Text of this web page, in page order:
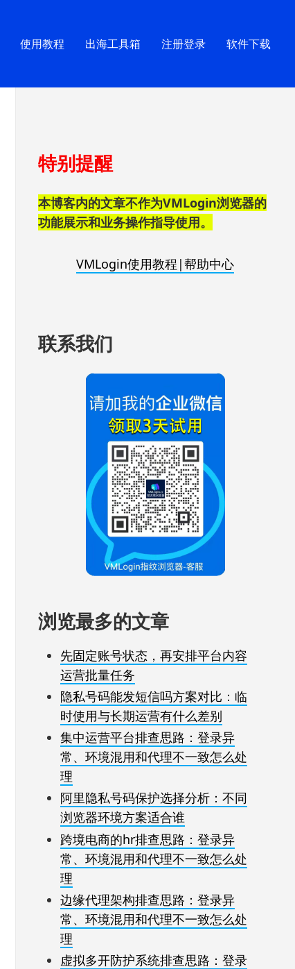
使用教程 出海工具箱 注册登录 软件下载
至
脚
特别提醒
本博客内的文章不作为VMLogin浏览器的
功能展示和业务操作指导使用。
VMLogin使用教程|帮助中心
联系我们
浏览最多的文章
先固定账号状态，再安排平台内容
运营批量任务
隐私号码能发短信吗方案对比：临
时使用与长期运营有什么差别
集中运营平台排查思路：登录异
常、环境混用和代理不一致怎么处
理
阿里隐私号码保护选择分析：不同
浏览器环境方案适合谁
跨境电商的hr排查思路：登录异
常、环境混用和代理不一致怎么处
理
边缘代理架构排查思路：登录异
常、环境混用和代理不一致怎么处
理
虚拟多开防护系统排查思路：登录